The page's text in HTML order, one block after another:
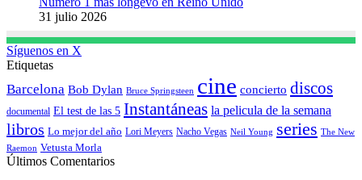
31 julio 2026
Síguenos en X
Etiquetas
Barcelona Bob Dylan Bruce Springsteen cine concierto discos
documental El test de las 5 Instantáneas la pelicula de la semana
libros Lo mejor del año Lori Meyers Nacho Vegas Neil Young series The New
Raemon Vetusta Morla
Últimos Comentarios